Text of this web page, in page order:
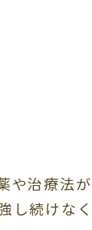
や治療法
続けなく